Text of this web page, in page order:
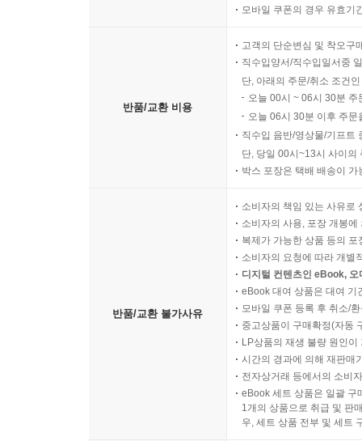
모바일 쿠폰의 경우 유효기
반품/교환 비용
고객의 단순변심 및 착오구
직수입양서/직수입일서중
단, 아래의 주문/취소 조건
오늘 00시 ~ 06시 30분
오늘 06시 30분 이후 주
직수입 음반/영상물/기프트
단, 당일 00시~13시 사이의
박스 포장은 택배 배송이
반품/교환 불가사유
소비자의 책임 있는 사유로
소비자의 사용, 포장 개봉
복제가 가능한 상품 등의
소비자의 요청에 따라 개별
디지털 컨텐츠인 eBook,
eBook 대여 상품은 대여 기
모바일 쿠폰 등록 후 취소/
중고상품이 구매확정(자동
LP상품의 재생 불량 원인
시간의 경과에 의해 재판매
전자상거래 등에서의 소비
eBook 세트 상품은 일괄 구
1개의 상품으로 취급 및 판
우, 세트 상품 전부 및 세트